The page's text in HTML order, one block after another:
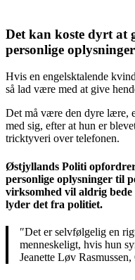
Det kan koste dyrt at
personlige oplysninger
Hvis en engelsktalende
så lad være med at give
Det må være den dyre lære,
med sig, efter at hun er
tricktyveri over telefonen.
Østjyllands Politi
personlige oplysninger til
virksomhed vil aldrig bede
lyder det fra politiet.
″Det er selvfølgelig en
menneskeligt, hvis hun
Jeanette Løv